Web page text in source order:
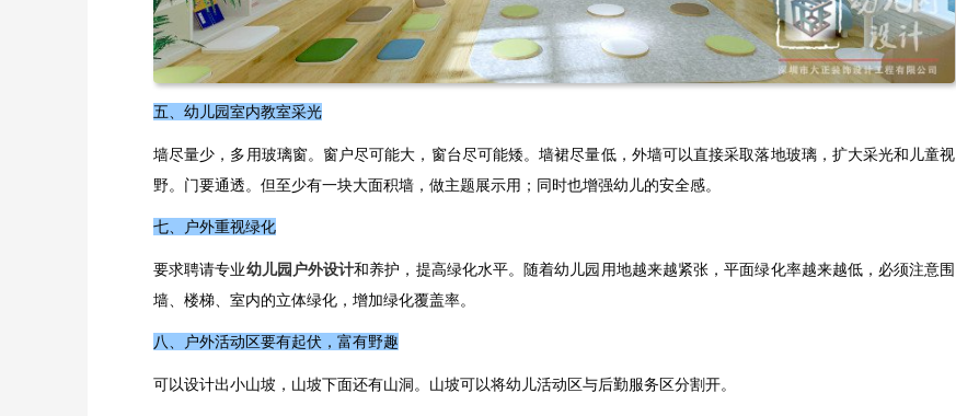
五、幼儿园室内教室采光
墙尽量少，多用玻璃窗。窗户尽可能大，窗台尽可能矮。墙裙尽量低，外墙可以直接采取落地玻璃，扩大采光和儿童视
野。门要通透。但至少有一块大面积墙，做主题展示用；同时也增强幼儿的安全感。
七、户外重视绿化
要求聘请专业幼儿园户外设计和养护，提高绿化水平。随着幼儿园用地越来越紧张，平面绿化率越来越低，必须注意围
墙、楼梯、室内的立体绿化，增加绿化覆盖率。
八、户外活动区要有起伏，富有野趣
可以设计出小山坡，山坡下面还有山洞。山坡可以将幼儿活动区与后勤服务区分割开。